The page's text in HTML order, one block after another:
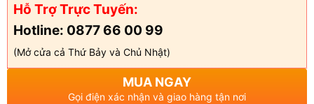
Hỗ Trợ Trực Tuyến:
Hotline: 0877 66 00 99
(Mở cửa cả Thứ Bảy và Chủ Nhật)
MUA NGAY
Gọi điện xác nhận và giao hàng tận nơi